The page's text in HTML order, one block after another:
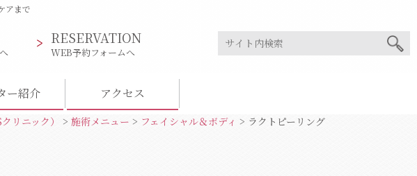
アまで
RESERVATION
WEB予約フォームへ
ー紹介 アクセス
クリニック） > 施術メニュー > フェイシャル＆ボディ > ラクトピーリング